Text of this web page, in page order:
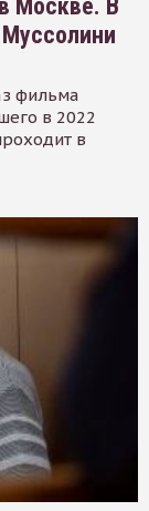
Москве. В
фильма
в 2022
в